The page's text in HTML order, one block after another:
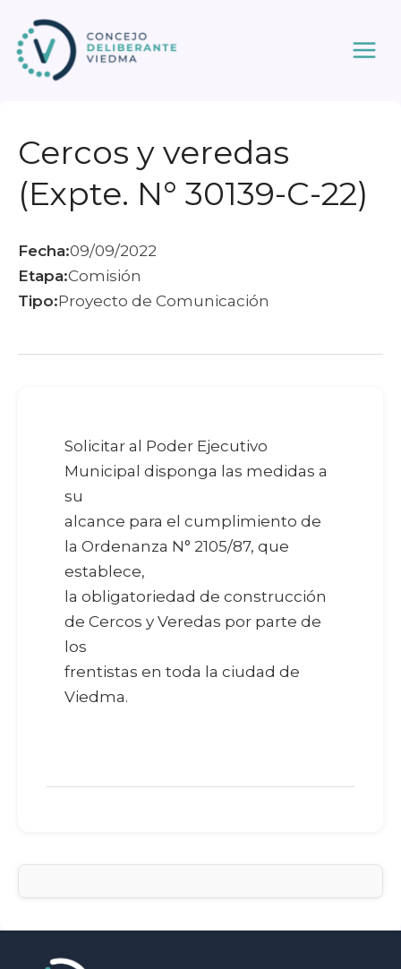
contenido
Cercos y veredas
(Expte. N° 30139-C-22)
Fecha:09/09/2022
Etapa:Comisión
Tipo:Proyecto de Comunicación
Solicitar al Poder Ejecutivo
Municipal disponga las medidas a
su
alcance para el cumplimiento de
la Ordenanza N° 2105/87, que
establece,
la obligatoriedad de construcción
de Cercos y Veredas por parte de
los
frentistas en toda la ciudad de
Viedma.